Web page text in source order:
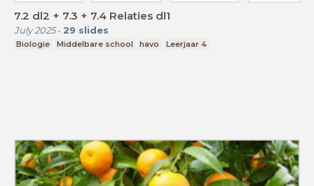
7.2 dl2 + 7.3 + 7.4 Relaties dl1
July 2025- 29 slides
Biologie Middelbare school havo Leerjaar 4